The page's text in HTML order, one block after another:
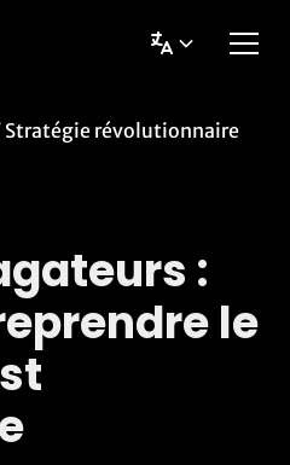
Stratégie révolutionnaire
:
le